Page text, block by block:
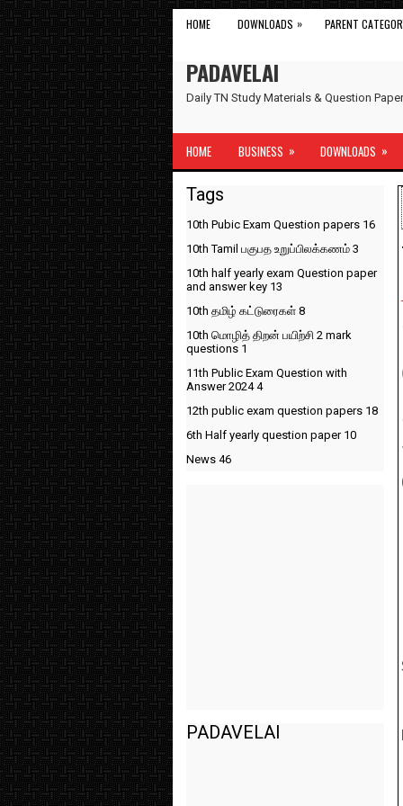
HOME DOWNLOADS » PARENT
PADAVELAI
Daily TN Study Materials & Question
HOME BUSINESS » DOWNLOADS »
Tags
10th Pubic Exam Question papers 16
10th Tamil பகுபத உறுப்பிலக்கணம் 3
10th half yearly exam Question paper
and answer key 13
10th தமிழ் கட்டுரைகள் 8
10th மொழித் திறன் பயிற்சி 2 mark
questions 1
11th Public Exam Question with
Answer 20244
12th public exam question papers 18
6th Half yearly question paper 10
News 46
PADAVELAI